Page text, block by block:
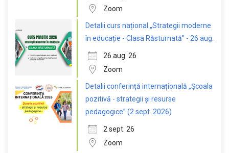
Zoom
Detalii curs național „Strategii moderne
în educație - Clasa Răsturnată” - 26 aug.
26 aug. 26
Zoom
Detalii conferință internațională „Școala
pozitivă - strategii și resurse
pedagogice” (2 sept. 2026)
2 sept. 26
Zoom